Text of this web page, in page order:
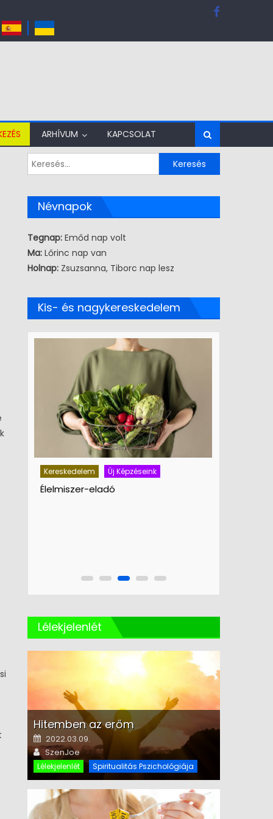
ARHÍVUM KAPCSOLAT
Keresés:
Névnapok
Tegnap:Emőd nap volt
Ma:Lőrinc nap van
Holnap: Zsuzsanna, Tiborc nap lesz
Kis- és nagykereskedelem
Kereskedelem Új Képzéseink
Élelmiszer-eladó
Lélekjelenlét
Hitemben az erőm
Posted on
2022.03.09.
Author
SzenJoe
Lélekjelenlét Spiritualitás Pszichológiája